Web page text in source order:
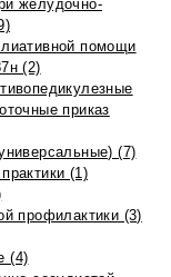
желудочно-
помощи
(2)
приказ
(7)
(1)
профилактики (3)
(4)